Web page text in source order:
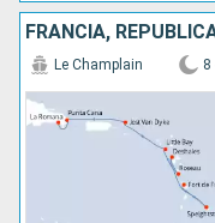
Le Champlain 8